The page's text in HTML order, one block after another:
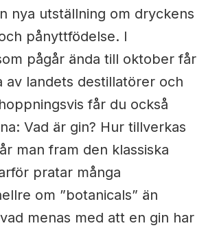
nya utställning om dryckens
pånyttfödelse. I
pågår ända till oktober får
av landets destillatörer och
får du också
Vad är gin? Hur tillverkas
man fram den klassiska
pratar många
om ”botanicals” än
menas med att en gin har